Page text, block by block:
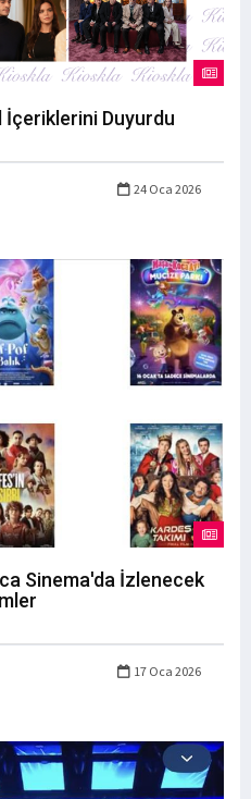
İçeriklerini Duyurdu
24 Oca 2026
Sinema'da İzlenecek
17 Oca 2026